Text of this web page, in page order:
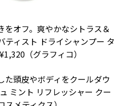
をオフ。爽やかなシトラス＆
ティスト ドライシャンプー タ
（グラフィコ）
た頭皮やボディをクールダウ
ミント リフレッシャー クー